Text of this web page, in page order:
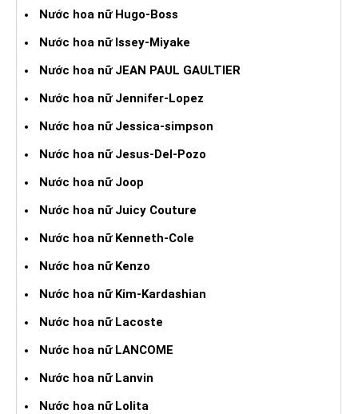
Nước hoa nữ Hugo-Boss
Nước hoa nữ Issey-Miyake
Nước hoa nữ JEAN PAUL GAULTIER
Nước hoa nữ Jennifer-Lopez
Nước hoa nữ Jessica-simpson
Nước hoa nữ Jesus-Del-Pozo
Nước hoa nữ Joop
Nước hoa nữ Juicy Couture
Nước hoa nữ Kenneth-Cole
Nước hoa nữ Kenzo
Nước hoa nữ Kim-Kardashian
Nước hoa nữ Lacoste
Nước hoa nữ LANCOME
Nước hoa nữ Lanvin
Nước hoa nữ Lolita